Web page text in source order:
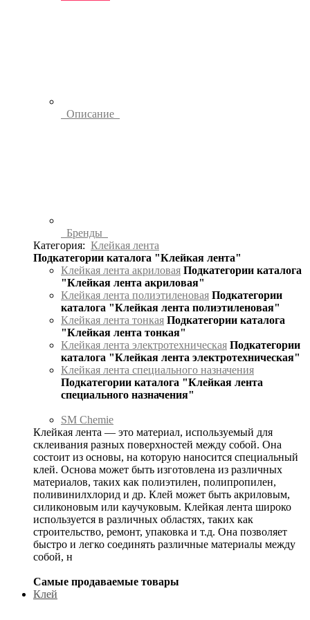
Описание
Бренды
Категория: Клейкая лента
Подкатегории каталога "Клейкая лента"
Клейкая лента акриловая Подкатегории каталога
"Клейкая лента акриловая"
Клейкая лента полиэтиленовая Подкатегории
каталога "Клейкая лента полиэтиленовая"
Клейкая лента тонкая Подкатегории каталога
"Клейкая лента тонкая"
Клейкая лента электротехническая Подкатегории
каталога "Клейкая лента электротехническая"
Клейкая лента специального назначения
Подкатегории каталога "Клейкая лента
специального назначения"
SM Chemie
Клейкая лента — это материал, используемый для
склеивания разных поверхностей между собой. Она
состоит из основы, на которую наносится специальный
клей. Основа может быть изготовлена из различных
материалов, таких как полиэтилен, полипропилен,
поливинилхлорид и др. Клей может быть акриловым,
силиконовым или каучуковым. Клейкая лента широко
используется в различных областях, таких как
строительство, ремонт, упаковка и т.д. Она позволяет
быстро и легко соединять различные материалы между
собой, н
Самые продаваемые товары
Клей